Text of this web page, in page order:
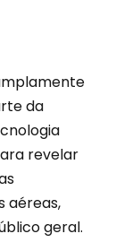
da
revelar
aéreas,
geral.